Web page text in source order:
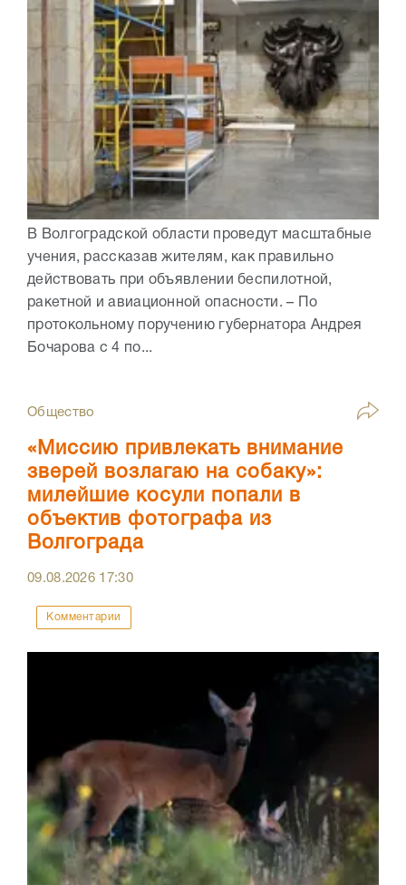
В Волгоградской области проведут масштабные
учения, рассказав жителям, как правильно
действовать при объявлении беспилотной,
ракетной и авиационной опасности. – По
протокольному поручению губернатора Андрея
Бочарова с 4 по...
Общество
«Миссию привлекать внимание
зверей возлагаю на собаку»:
милейшие косули попали в
объектив фотографа из
Волгограда
09.08.2026 17:30
Комментарии